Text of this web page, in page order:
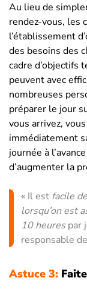
Au lieu de
rendez-vous, les
l’établissement
des besoins des
cadre d’objectifs
peuvent avec
nombreuses
préparer le jour
vous arrivez,
immédiatement
journée à
d’augmenter la
« Il est facile
lorsqu’on est
10 heurespar
responsable
Astuce 3: